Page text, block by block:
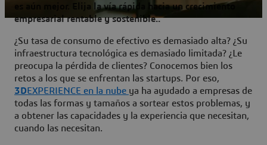
es aún mejor. Elija la vía rápida hacia un crecimiento
empresarial rentable y sostenible..
¿Su tasa de consumo de efectivo es demasiado alta? ¿Su
infraestructura tecnológica es demasiado limitada? ¿Le
preocupa la pérdida de clientes? Conocemos bien los
retos a los que se enfrentan las startups. Por eso,
3DEXPERIENCE en la nube ya ha ayudado a empresas de
todas las formas y tamaños a sortear estos problemas, y
a obtener las capacidades y la experiencia que necesitan,
cuando las necesitan.